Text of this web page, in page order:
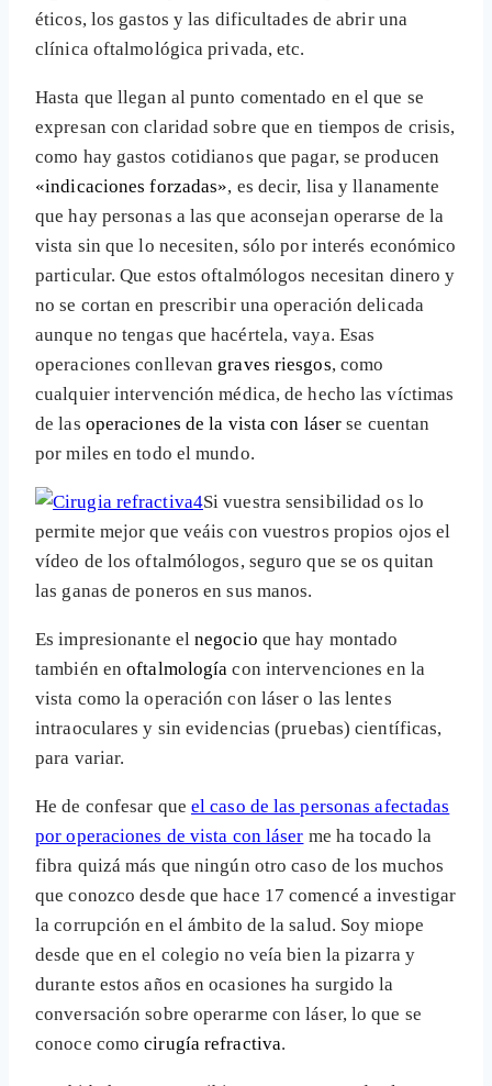
éticos, los gastos y las dificultades de abrir una
clínica oftalmológica privada, etc.
Hasta que llegan al punto comentado en el que se
expresan con claridad sobre que en tiempos de crisis,
como hay gastos cotidianos que pagar, se producen
«indicaciones forzadas», es decir, lisa y llanamente
que hay personas a las que aconsejan operarse de la
vista sin que lo necesiten, sólo por interés económico
particular. Que estos oftalmólogos necesitan dinero y
no se cortan en prescribir una operación delicada
aunque no tengas que hacértela, vaya. Esas
operaciones conllevan graves riesgos, como
cualquier intervención médica, de hecho las víctimas
de las operaciones de la vista con láser se cuentan
por miles en todo el mundo.
Si vuestra sensibilidad os lo
permite mejor que veáis con vuestros propios ojos el
vídeo de los oftalmólogos, seguro que se os quitan
las ganas de poneros en sus manos.
Es impresionante elnegocio que hay montado
también enoftalmología con intervenciones en la
vista como la operación con láser o las lentes
intraoculares y sin evidencias (pruebas) científicas,
para variar.
He de confesar que el caso de las personas afectadas
por operaciones de vista con láser me ha tocado la
fibra quizá más que ningún otro caso de los muchos
que conozco desde que hace 17 comencé a investigar
la corrupción en el ámbito de la salud. Soy miope
desde que en el colegio no veía bien la pizarra y
durante estos años en ocasiones ha surgido la
conversación sobre operarme con láser, lo que se
conoce comocirugía refractiva.